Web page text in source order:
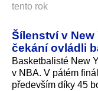
tento rok
Šílenství v
čekání ovládli
Basketbalisté New
v NBA. V pátém
především díky 45